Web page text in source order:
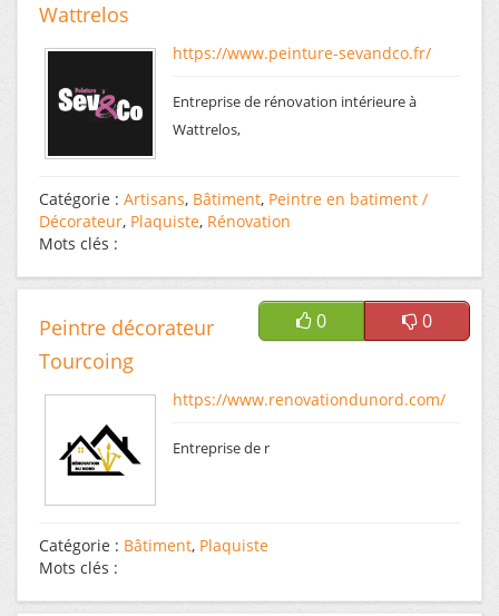
Wattrelos
https://www.peinture-sevandco.fr/
Entreprise de rénovation intérieure à
Wattrelos,
Catégorie : Artisans, Bâtiment, Peintre en batiment /
Décorateur, Plaquiste, Rénovation
Mots clés :
0 0
Peintre décorateur
Tourcoing
https://www.renovationdunord.com/
Entreprise de r
Catégorie : Bâtiment, Plaquiste
Mots clés :